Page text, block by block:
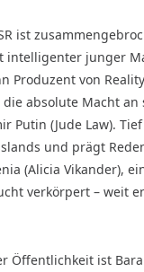
ist
junger
Produzent von
absolute Macht
Putin (Jude Law).
und prägt
(Alicia Vikander),
verkörpert – weit
Öffentlichkeit ist